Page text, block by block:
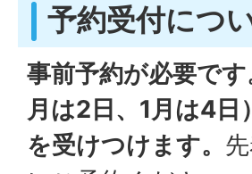
予約受付につ
事前予約が必要で
月は2日、1月は4
を受けつけます。